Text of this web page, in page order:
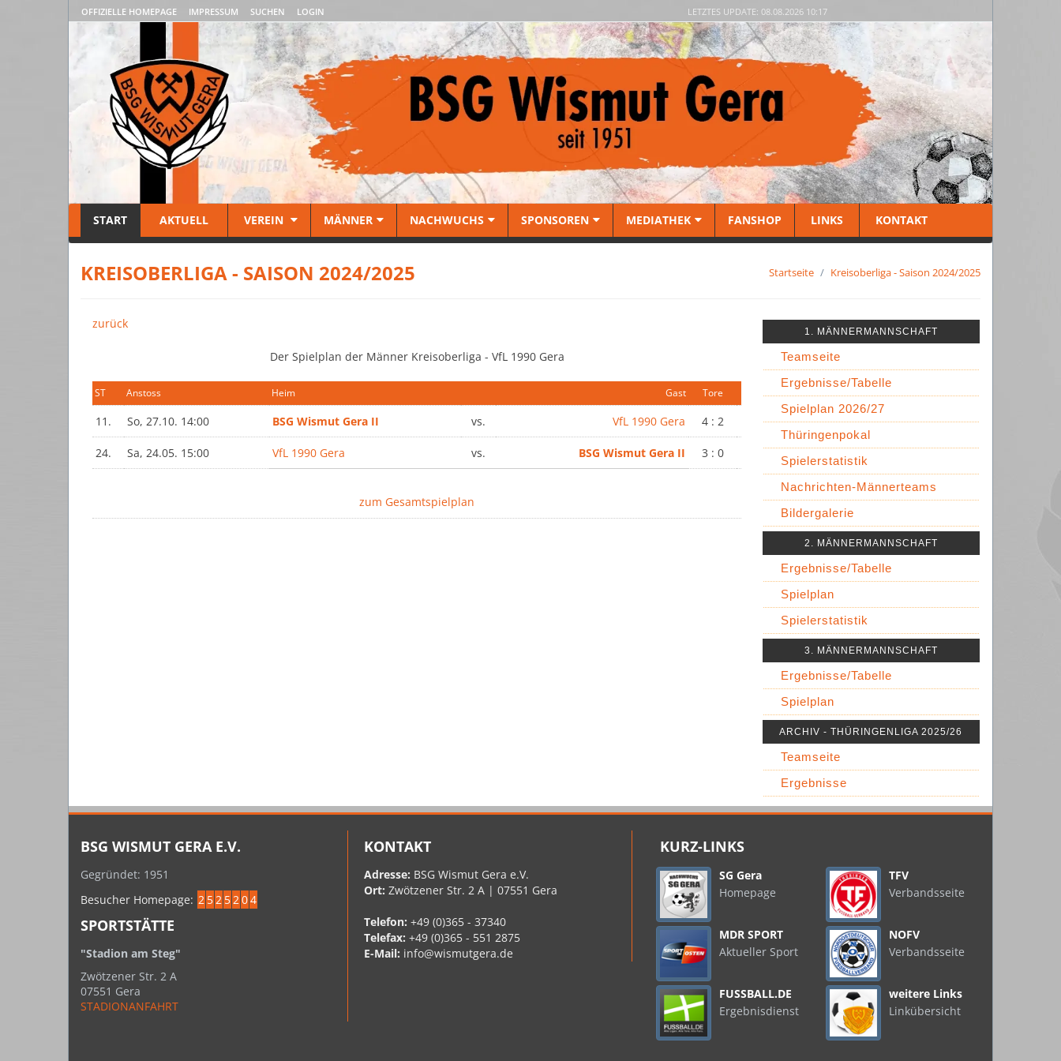
OFFIZIELLE HOMEPAGE IMPRESSUM SUCHEN LOGIN LETZTES UPDATE: 08.08.2026 10:17
START AKTUELL VEREIN MÄNNER NACHWUCHS SPONSOREN MEDIATHEK FANSHOP LINKS KONTAKT
KREISOBERLIGA - SAISON 2024/2025 Startseite Kreisoberliga - Saison 2024/2025
zurück
Der Spielplan der Männer Kreisoberliga - VfL 1990 Gera
ST Anstoss Heim Gast Tore
11. So, 27.10. 14:00 BSG Wismut Gera II vs. VfL 1990 Gera 4 : 2
24. Sa, 24.05. 15:00 VfL 1990 Gera vs. BSG Wismut Gera II 3 : 0
zum Gesamtspielplan
1. MÄNNERMANNSCHAFT
Teamseite
Ergebnisse/Tabelle
Spielplan 2026/27
Thüringenpokal
Spielerstatistik
Nachrichten-Männerteams
Bildergalerie
2. MÄNNERMANNSCHAFT
Ergebnisse/Tabelle
Spielplan
Spielerstatistik
3. MÄNNERMANNSCHAFT
Ergebnisse/Tabelle
Spielplan
ARCHIV - THÜRINGENLIGA 2025/26
Teamseite
Ergebnisse
BSG WISMUT GERA E.V.
Gegründet: 1951
Besucher Homepage: 2 52 5204
SPORTSTÄTTE
"Stadion am Steg"
Zwötzener Str. 2 A
07551 Gera
STADIONANFAHRT
KONTAKT
Adresse: BSG Wismut Gera e.V.
Ort:Zwötzener Str. 2 A | 07551 Gera
Telefon:+49 (0)365 - 37340
Telefax:+49 (0)365 - 551 2875
E-Mail: info@wismutgera.de
KURZ-LINKS
SG Gera
Homepage
MDR SPORT
Aktueller Sport
FUSSBALL.DE
Ergebnisdienst
TFV
Verbandsseite
NOFV
Verbandsseite
weitere Links
Linkübersicht